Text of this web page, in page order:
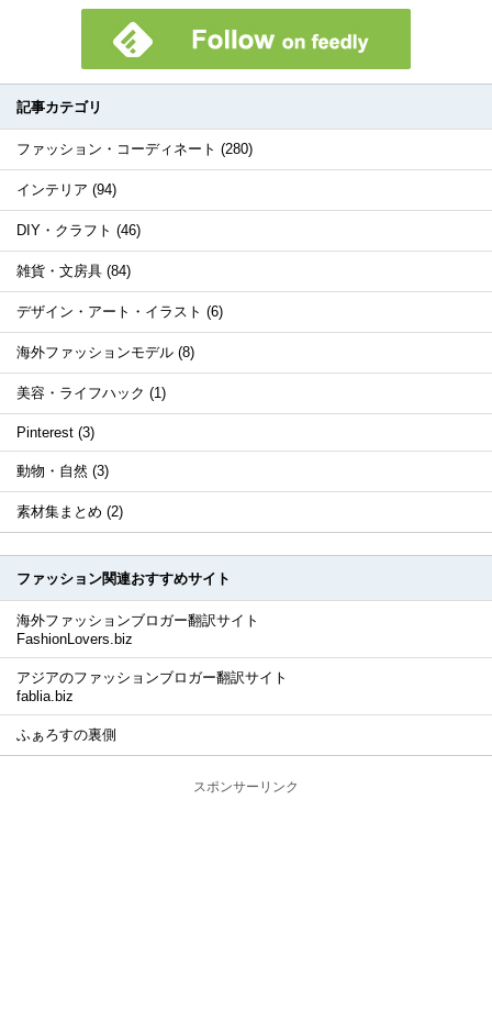
記事カテゴリ
ファッション・コーディネート (280)
インテリア (94)
DIY・クラフト (46)
雑貨・文房具 (84)
デザイン・アート・イラスト (6)
海外ファッションモデル (8)
美容・ライフハック (1)
Pinterest (3)
動物・自然 (3)
素材集まとめ (2)
ファッション関連おすすめサイト
海外ファッションブロガー翻訳サイト
FashionLovers.biz
アジアのファッションブロガー翻訳サイト
fablia.biz
ふぁろすの裏側
スポンサーリンク